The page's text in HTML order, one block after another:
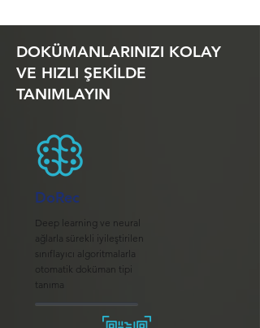
DOKÜMANLARINIZI KOLAY
VE HIZLI ŞEKİLDE
TANIMLAYIN
DoRec
Deep learning ve neural
ağlarla sürekli iyileştirilen
sınıflayıcı algoritmalarla
otomatik doküman tipi
tanıma